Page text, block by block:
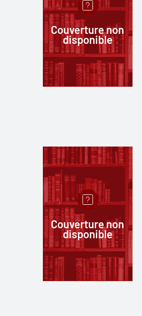
Couverture non
disponible
Couverture non
disponible